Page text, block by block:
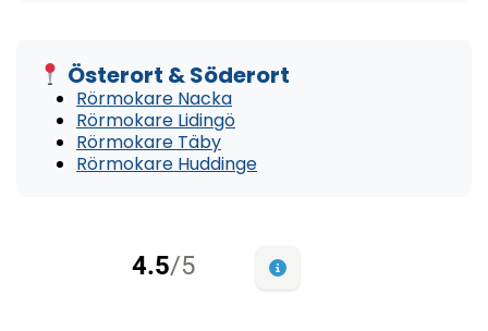
Österort & Söderort
Rörmokare Nacka
Rörmokare Lidingö
Rörmokare Täby
Rörmokare Huddinge